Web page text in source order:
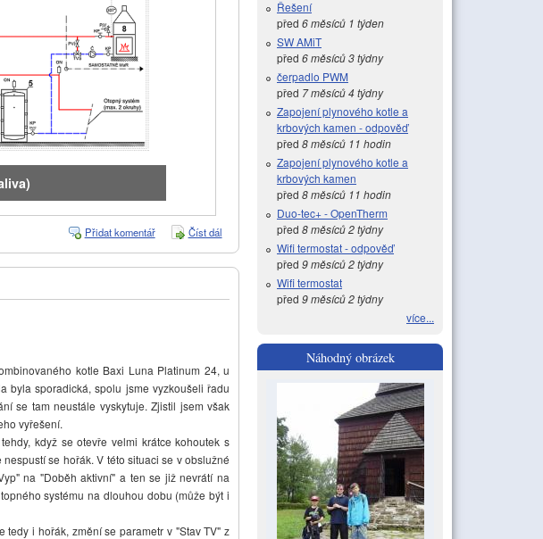
Číst dál Spojení tepelného čerpadla a kotle na tuhá paliva
Přidat komentář
kotle Baxi Luna Platinum 24, u
byla sporadická, spolu jsme vyzkoušeli řadu
se tam neustále vyskytuje. Zjistil jsem však
vyřešení.
když se otevře velmi krátce kohoutek s
se hořák. V této situaci se v obslužné
na "Doběh aktivní" a ten se již nevrátí na
systému na dlouhou dobu (může být i
i hořák, změní se parametr v "Stav TV" z
Řešení
před 6 měsíců 1 týden
SW AMiT
před 6 měsíců 3 týdny
čerpadlo PWM
před 7 měsíců 4 týdny
Zapojení plynového kotle a
krbových kamen - odpověď
před 8 měsíců 11 hodin
Zapojení plynového kotle a
krbových kamen
před 8 měsíců 11 hodin
Duo-tec+ - OpenTherm
před 8 měsíců 2 týdny
Wifi termostat - odpověď
před 9 měsíců 2 týdny
Wifi termostat
před 9 měsíců 2 týdny
více...
Náhodný obrázek